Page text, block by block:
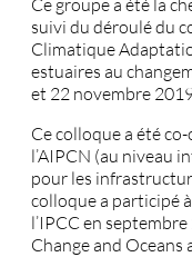
Ce groupe a été la
suivi du déroulé du
Climatique
estuaires au
et 22 novembre
Ce colloque a été
l’AIPCN (au niveau
pour les
colloque a participé
l’IPCC en
Change and Oceans